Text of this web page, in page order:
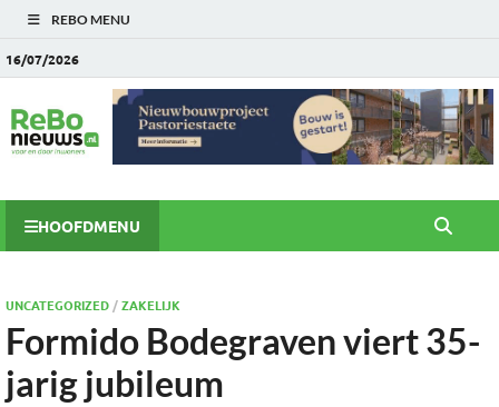
REBO MENU
16/07/2026
HOOFDMENU
UNCATEGORIZED/ZAKELIJK
Formido Bodegraven viert 35-
jarig jubileum